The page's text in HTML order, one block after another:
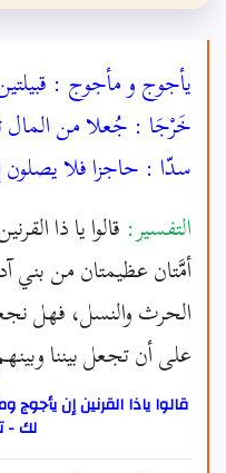
يأجوج و مأجوج :
خَرْجَا : جُعلا من المال
سدّا : حاجزا فلا يصلون
التفسير: قالوا يا ذا
أمَّتان عظيمتان من
الحرث والنسل، فهل
على أن تجعل بيننا
قالوا ياذا القرنين إن
لك -